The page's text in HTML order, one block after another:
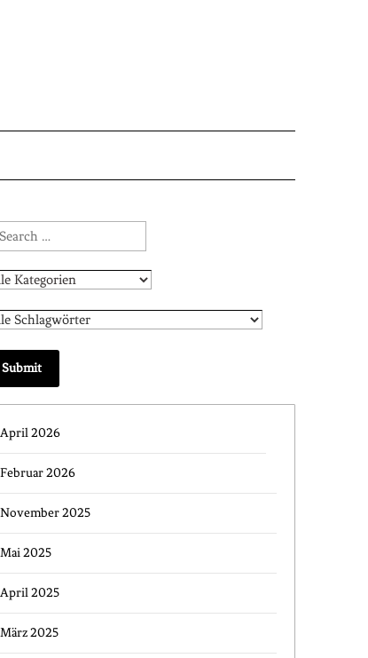
April 2026
Februar 2026
November 2025
Mai 2025
April 2025
März 2025